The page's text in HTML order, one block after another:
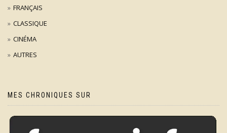
FRANÇAIS
CLASSIQUE
CINÉMA
AUTRES
MES CHRONIQUES SUR